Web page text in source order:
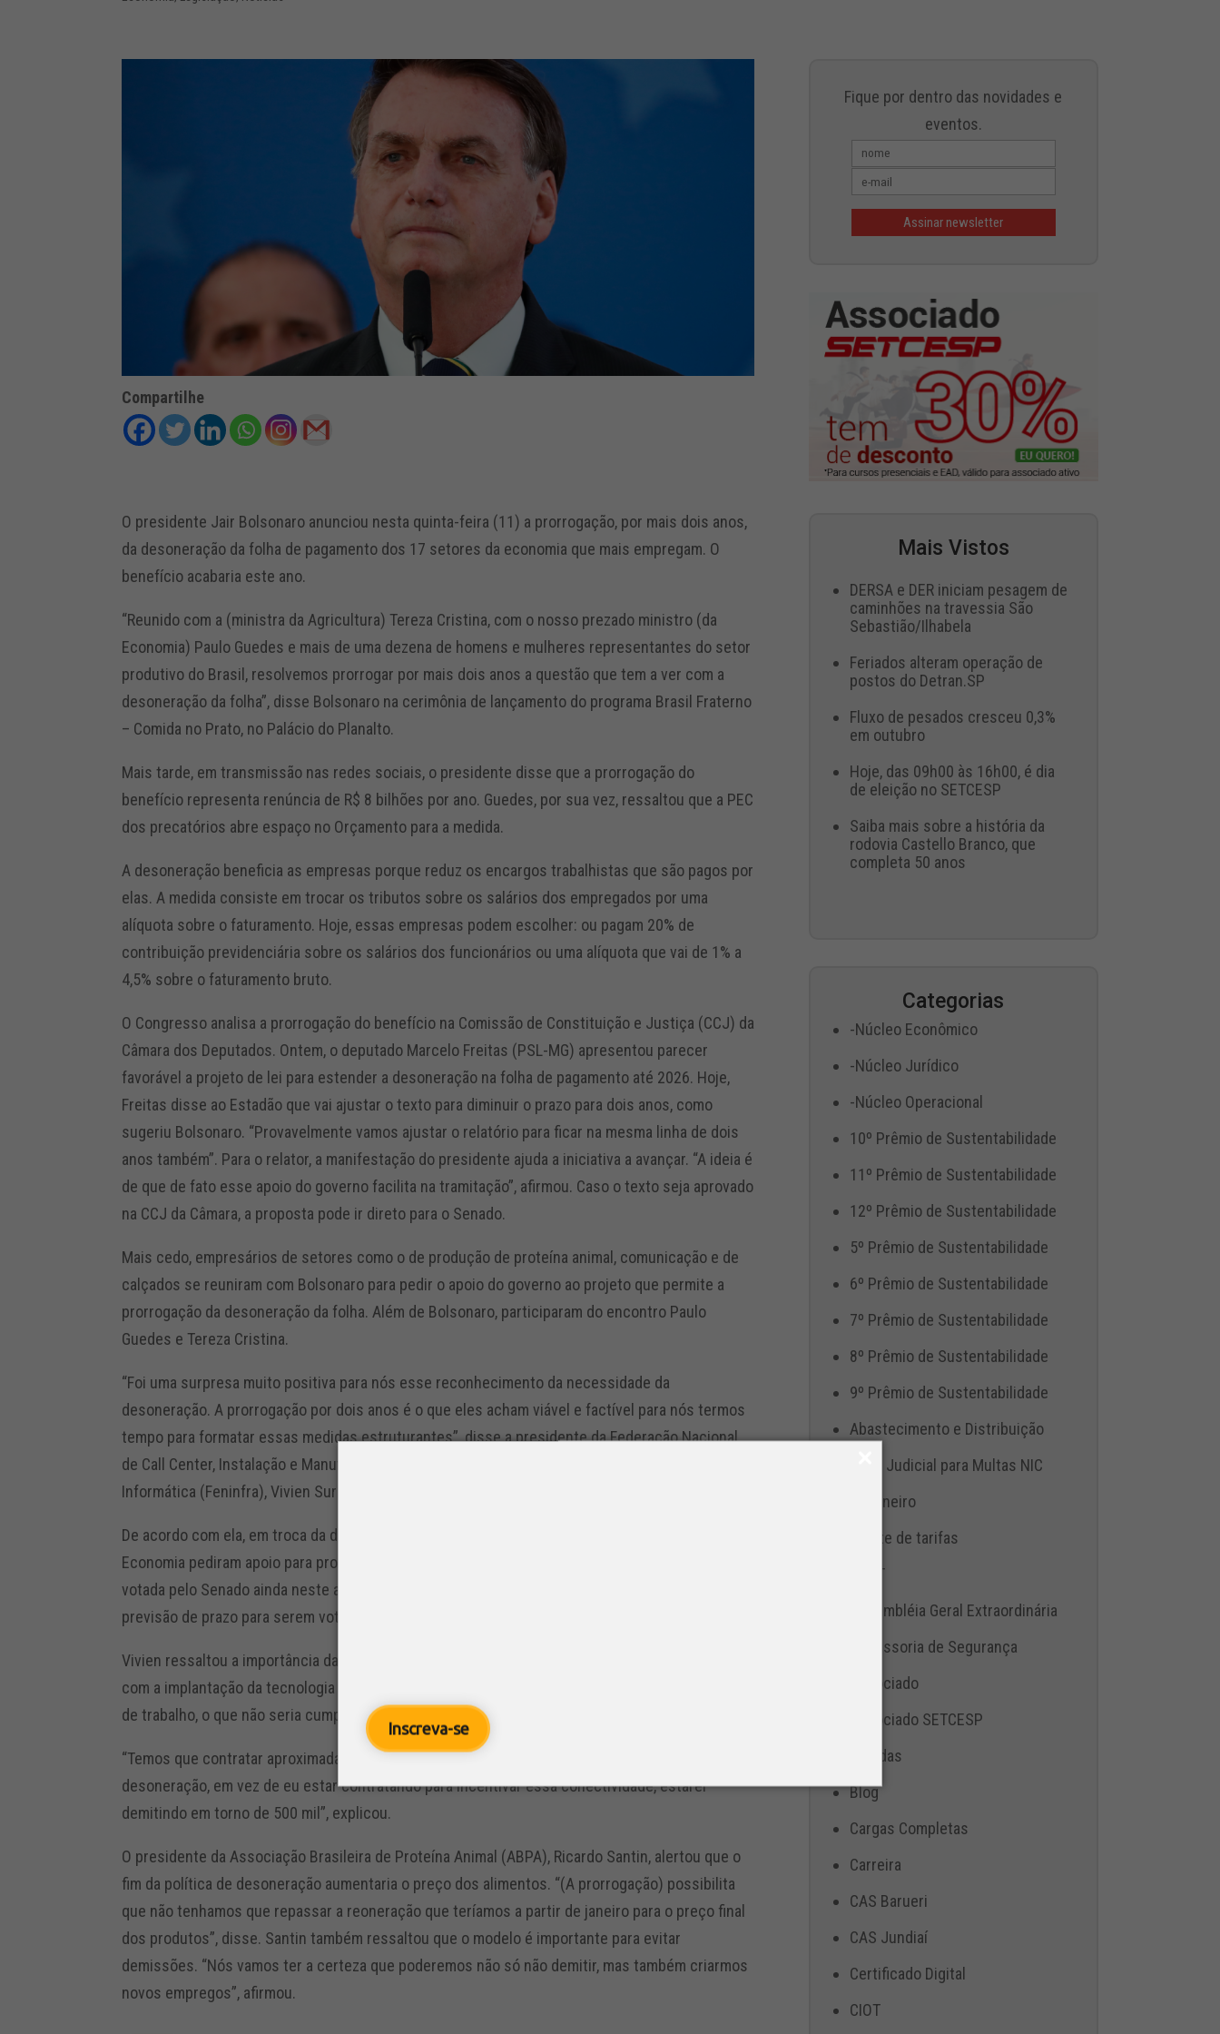
Inscreva-se
Compartilhe
O presidente Jair Bolsonaro anunciou nesta quinta-feira (11) a prorrogação, por mais dois anos,
da desoneração da folha de pagamento dos 17 setores da economia que mais empregam. O
benefício acabaria este ano.
“Reunido com a (ministra da Agricultura) Tereza Cristina, com o nosso prezado ministro (da
Economia) Paulo Guedes e mais de uma dezena de homens e mulheres representantes do setor
produtivo do Brasil, resolvemos prorrogar por mais dois anos a questão que tem a ver com a
desoneração da folha”, disse Bolsonaro na cerimônia de lançamento do programa Brasil Fraterno
– Comida no Prato, no Palácio do Planalto.
Mais tarde, em transmissão nas redes sociais, o presidente disse que a prorrogação do
benefício representa renúncia de R$ 8 bilhões por ano. Guedes, por sua vez, ressaltou que a PEC
dos precatórios abre espaço no Orçamento para a medida.
A desoneração beneficia as empresas porque reduz os encargos trabalhistas que são pagos por
elas. A medida consiste em trocar os tributos sobre os salários dos empregados por uma
alíquota sobre o faturamento. Hoje, essas empresas podem escolher: ou pagam 20% de
contribuição previdenciária sobre os salários dos funcionários ou uma alíquota que vai de 1% a
4,5% sobre o faturamento bruto.
O Congresso analisa a prorrogação do benefício na Comissão de Constituição e Justiça (CCJ) da
Câmara dos Deputados. Ontem, o deputado Marcelo Freitas (PSL-MG) apresentou parecer
favorável a projeto de lei para estender a desoneração na folha de pagamento até 2026. Hoje,
Freitas disse ao Estadão que vai ajustar o texto para diminuir o prazo para dois anos, como
sugeriu Bolsonaro. “Provavelmente vamos ajustar o relatório para ficar na mesma linha de dois
anos também”. Para o relator, a manifestação do presidente ajuda a iniciativa a avançar. “A ideia é
de que de fato esse apoio do governo facilita na tramitação”, afirmou. Caso o texto seja aprovado
na CCJ da Câmara, a proposta pode ir direto para o Senado.
Mais cedo, empresários de setores como o de produção de proteína animal, comunicação e de
calçados se reuniram com Bolsonaro para pedir o apoio do governo ao projeto que permite a
prorrogação da desoneração da folha. Além de Bolsonaro, participaram do encontro Paulo
Guedes e Tereza Cristina.
“Foi uma surpresa muito positiva para nós esse reconhecimento da necessidade da
desoneração. A prorrogação por dois anos é o que eles acham viável e factível para nós termos
tempo para formatar essas medidas estruturantes”, disse a presidente da Federação Nacional
de Call Center, Instalação e Manutenção de Infraestrutura de Redes de Telecomunicações e de
Informática (Feninfra), Vivien Suruagy.
De acordo com ela, em troca da desoneração permanente, o presidente e o ministro da
Economia pediram apoio para propostas como a que adia o pagamento de precatórios e deve ser
votada pelo Senado ainda neste ano e as reformas administrativa e tributária, que estão sem
previsão de prazo para serem votadas.
Vivien ressaltou a importância da medida para a geração e manutenção de empregos e disse que
com a implantação da tecnologia 5G para o Brasil, há necessidade de criação de novos postos
de trabalho, o que não seria cumprido se a desoneração fosse suspensa.
“Temos que contratar aproximadamente 490 mil novos profissionais. Se nós tivermos a perda da
desoneração, em vez de eu estar contratando para incentivar essa conectividade, estarei
demitindo em torno de 500 mil”, explicou.
O presidente da Associação Brasileira de Proteína Animal (ABPA), Ricardo Santin, alertou que o
fim da política de desoneração aumentaria o preço dos alimentos. “(A prorrogação) possibilita
que não tenhamos que repassar a reoneração que teríamos a partir de janeiro para o preço final
dos produtos”, disse. Santin também ressaltou que o modelo é importante para evitar
demissões. “Nós vamos ter a certeza que poderemos não só não demitir, mas também criarmos
novos empregos”, afirmou.
Fique por dentro das novidades e
eventos.
Mais Vistos
DERSA e DER iniciam pesagem de
caminhões na travessia São
Sebastião/Ilhabela
Feriados alteram operação de
postos do Detran.SP
Fluxo de pesados cresceu 0,3%
em outubro
Hoje, das 09h00 às 16h00, é dia
de eleição no SETCESP
Saiba mais sobre a história da
rodovia Castello Branco, que
completa 50 anos
Categorias
-Núcleo Econômico
-Núcleo Jurídico
-Núcleo Operacional
10º Prêmio de Sustentabilidade
11º Prêmio de Sustentabilidade
12º Prêmio de Sustentabilidade
5º Prêmio de Sustentabilidade
6º Prêmio de Sustentabilidade
7º Prêmio de Sustentabilidade
8º Prêmio de Sustentabilidade
9º Prêmio de Sustentabilidade
Abastecimento e Distribuição
Ação Judicial para Multas NIC
Aduaneiro
Ajuste de tarifas
ANTT
Assembléia Geral Extraordinária
Assessoria de Segurança
Associado
Associado SETCESP
Bebidas
Blog
Cargas Completas
Carreira
CAS Barueri
CAS Jundiaí
Certificado Digital
CIOT